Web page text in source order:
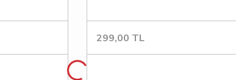
299,00 TL